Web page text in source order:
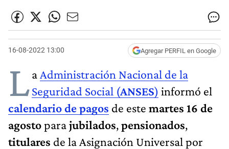
16-08-2022 13:00 Agregar PERFIL en Google
La Administración Nacional de la
Seguridad Social (ANSES) informó el
calendario de pagos de este martes 16 de
agostoparajubilados,pensionados,
titulares de la Asignación Universal por